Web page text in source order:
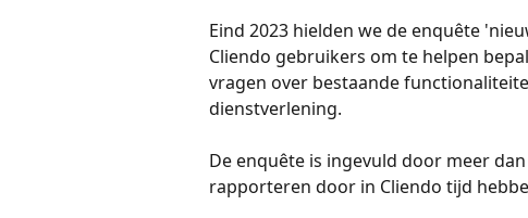
Eind 2023 hielden we de enquête
Cliendo gebruikers om te helpen
vragen over bestaande
dienstverlening.
De enquête is ingevuld door meer
rapporteren door in Cliendo tijd